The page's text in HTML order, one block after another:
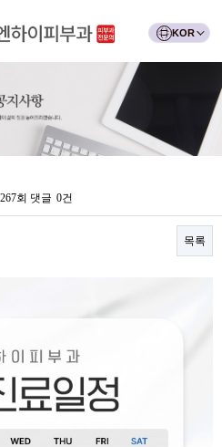
KOR
267회 댓글 0건
목록